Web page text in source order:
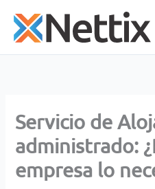
content
Servicio de
administrado:
empresa lo